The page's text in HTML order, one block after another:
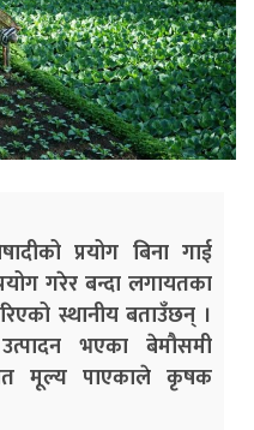
प्रयोग बिना गाई
गरेर बन्दा लगायतका
स्थानीय बताउँछन् ।
उत्पादन भएका बेमौसमी
मूल्य पाएकाले कृषक